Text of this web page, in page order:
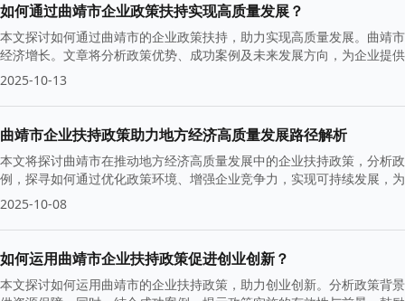
如何通过曲靖市企业政策扶持实现高质量发展？
本文探讨如何通过曲靖市的企业政策扶持，助力实现高质量发展。曲靖
经济增长。文章将分析政策优势、成功案例及未来发展方向，为企业提
2025-10-13
曲靖市企业扶持政策助力地方经济高质量发展路径解析
本文将探讨曲靖市在推动地方经济高质量发展中的企业扶持政策，分析
例，探寻如何通过优化政策环境、增强企业竞争力，实现可持续发展，
2025-10-08
如何运用曲靖市企业扶持政策促进创业创新？
本文探讨如何运用曲靖市的企业扶持政策，助力创业创新。分析政策背